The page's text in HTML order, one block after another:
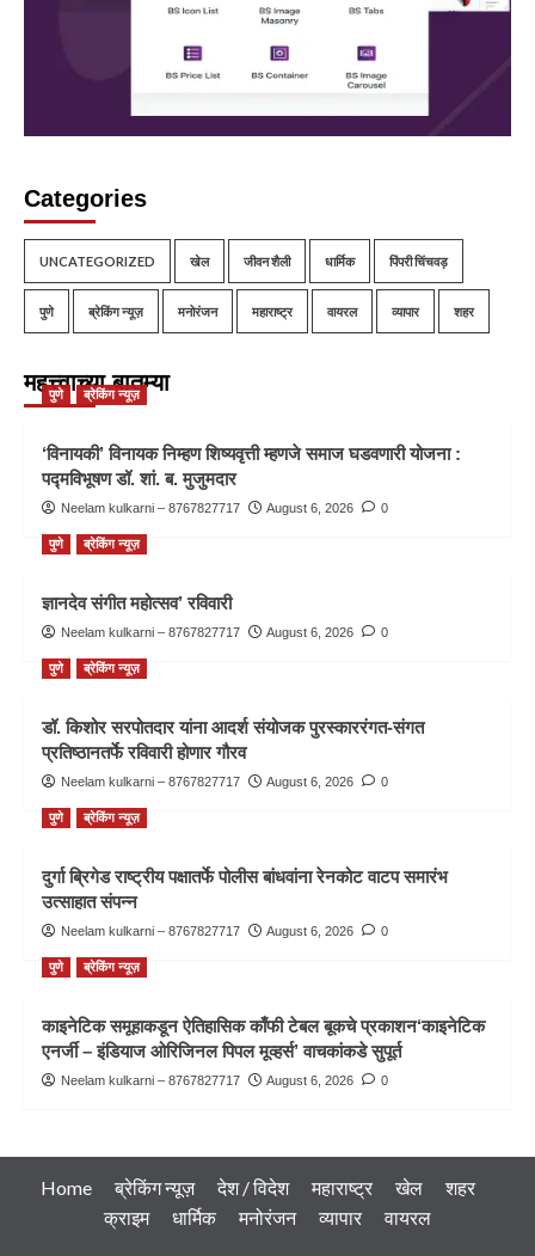
Categories
UNCATEGORIZED खेल जीवन शैली धार्मिक पिंपरी चिंचवड़
पुणे ब्रेकिंग न्यूज़ मनोरंजन महाराष्ट्र वायरल व्यापार शहर
महत्त्वाच्या बातम्या
पुणे ब्रेकिंग न्यूज़
‘विनायकी’ विनायक निम्हण शिष्यवृत्ती म्हणजे समाज घडवणारी योजना :
पद्मविभूषण डॉ. शां. ब. मुजुमदार
Neelam kulkarni – 8767827717 August 6, 2026 0
पुणे ब्रेकिंग न्यूज़
ज्ञानदेव संगीत महोत्सव’ रविवारी
Neelam kulkarni – 8767827717 August 6, 2026 0
पुणे ब्रेकिंग न्यूज़
डॉ. किशोर सरपोतदार यांना आदर्श संयोजक पुरस्काररंगत-संगत
प्रतिष्ठानतर्फे रविवारी होणार गौरव
Neelam kulkarni – 8767827717 August 6, 2026 0
पुणे ब्रेकिंग न्यूज़
दुर्गा ब्रिगेड राष्ट्रीय पक्षातर्फे पोलीस बांधवांना रेनकोट वाटप समारंभ
उत्साहात संपन्न
Neelam kulkarni – 8767827717 August 6, 2026 0
पुणे ब्रेकिंग न्यूज़
काइनेटिक समूहाकडून ऐतिहासिक काँफी टेबल बूकचे प्रकाशन‘काइनेटिक
एनर्जी – इंडियाज ओरिजिनल पिपल मूव्हर्स’ वाचकांकडे सुपूर्त
Neelam kulkarni – 8767827717 August 6, 2026 0
Home ब्रेकिंग न्यूज़ देश / विदेश महाराष्ट्र खेल
शहर
क्राइम
धार्मिक मनोरंजन व्यापार वायरल